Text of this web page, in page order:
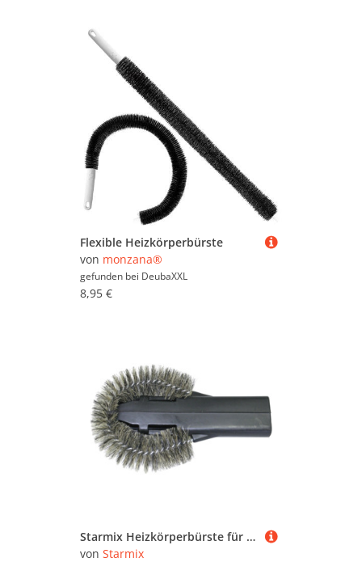
Chingcoooder
um und vergleichen Sie. Um gezielter zu suchen,
können Sie die Staubwedel & Heizkörperbürsten
mit Hilfe der Filter weiter einschränken und so
gezielt nach bestimmten Marken, Preiskategorien
oder reduzierten Angeboten suchen. Sollten Sie
nicht fündig werden, können Sie sich auch im
Gesamtsortiment sämtlicherReinigung
Viel Spaß beim Stöbern und Vergleichen!
Flexible Heizkörperbürste
von monzana®
gefunden bei DeubaXXL
8,95 €
Starmix Heizkörperbürste für Fugendüsen Nr. 417028
von Starmix